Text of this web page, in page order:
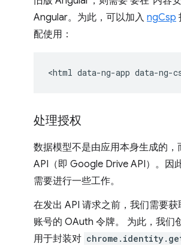
Angular。为此，可以加入 ngCsp
配使用：
处理授权
数据模型不是由应用本身生成的，
API（即 Google Drive API）。因
需要进行一些工作。
在发出 API 请求之前，我们需要
账号的 OAuth 令牌。 为此，我们
用于封装对